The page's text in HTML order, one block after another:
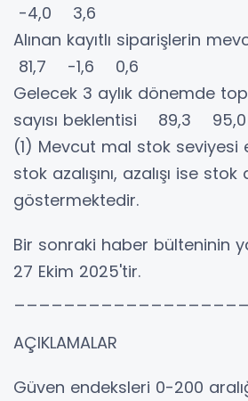
-4,0 3,6
Alınan kayıtlı siparişlerin
81,7 -1,6 0,6
Gelecek 3 aylık dönemde
sayısı beklentisi 89,3
(1) Mevcut mal stok seviyesi
stok azalışını, azalışı ise stok
göstermektedir.
Bir sonraki haber bülteninin
27 Ekim 2025'tir.
AÇIKLAMALAR
Güven endeksleri 0-200